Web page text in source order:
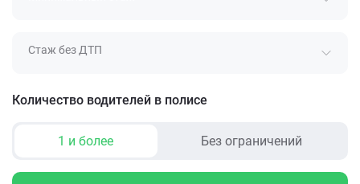
Стаж без ДТП
Количество водителей в полисе
1 и более Без ограничений